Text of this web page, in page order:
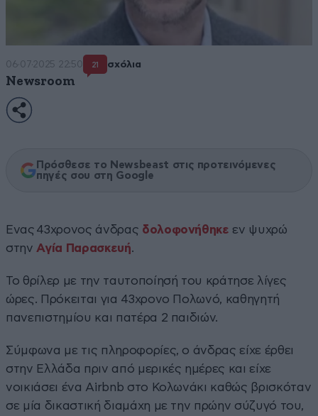
06·07·2025 22:50 21 σχόλια
Newsroom
Πρόσθεσε το Newsbeast στις προτεινόμενες
πηγές σου στη Google
Ενας 43χρονος άνδρας δολοφονήθηκε εν ψυχρώ
στην Αγία Παρασκευή.
Το θρίλερ με την ταυτοποίησή του κράτησε λίγες
ώρες. Πρόκειται για 43χρονο Πολωνό, καθηγητή
πανεπιστημίου και πατέρα 2 παιδιών.
Σύμφωνα με τις πληροφορίες, ο άνδρας είχε έρθει
στην Ελλάδα πριν από μερικές ημέρες και είχε
νοικιάσει ένα Airbnb στο Κολωνάκι καθώς βρισκόταν
σε μία δικαστική διαμάχη με την πρώην σύζυγό του,